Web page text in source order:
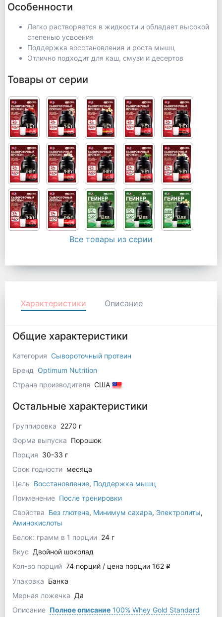
Особенности
Легко растворяется в жидкости и обладает высокой
степенью усвоения
Поддержка восстановления и роста мышц
Отлично подходит для каш, смузи и десертов
Товары от серии
Все товары из серии
Характеристики Описание
Общие характеристики
Категория Сывороточный протеин
Бренд
Optimum Nutrition
Страна производителя США
Остальные характеристики
Группировка 2270 г
Форма выпуска Порошок
Порция 30-33 г
Срок годности месяца
Цель Восстановление, Поддержка мышц
Применение После тренировки
Свойства Без глютена, Минимум сахара, Электролиты,
Аминокислоты
Белок: грамм в 1 порции 24 г
Вкус Двойной шоколад
Кол-во порций 74 порций / цена порции 162 q
Упаковка Банка
Мерная ложечка Да
Описание Полное описание100% Whey Gold Standard